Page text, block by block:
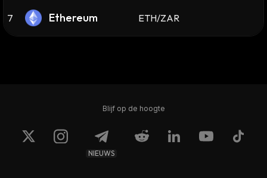
7 Ethereum ETH/ZAR
Blijf op de hoogte
NIEUWS